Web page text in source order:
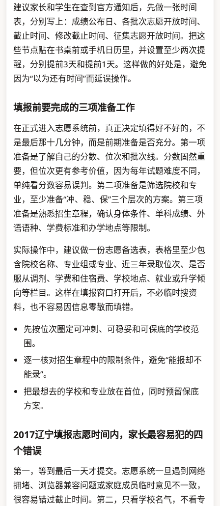
建议家长和学生在查到官方通知后，先做一张时间
表，分别写上：成绩公布日、各批次志愿开放时间、
截止时间、修改截止时间、征集志愿开放时间。把这
些节点贴在书桌前或手机日历里，并设置至少两次提
醒，分别提前3天和提前1天。这样做的好处是，避免
因为“以为还有时间”而延误操作。
填报前要完成的三项准备工作
在正式进入志愿系统前，真正决定填得好不好的，不
是最后那十几分钟，而是前期准备是否充分。第一项
准备是了解自己的分数、位次和批次线。分数固然重
要，但位次更有参考价值，因为每年试题难度不同，
单纯看分数容易误判。第二项准备是筛选院校和专
业，至少准备“冲、稳、保”三个层次的方案。第三项
准备是熟悉招生章程，确认身体条件、单科成绩、外
语语种、学费标准和办学地点等限制。
实际操作中，建议做一份志愿备选表，表格里至少包
含院校名称、专业组或专业、近三年录取位次、是否
服从调剂、学费和住宿费、学校地点、就业或升学倾
向等栏目。这样在填报窗口打开后，不必临时搜资
料，也不容易因信息零散而填错。
先按位次圈定可冲刺、可稳妥和可保底的学校范
围。
逐一核对招生章程中的限制条件，避免“能报却不
能录”。
把最想去的学校和专业放在首位，同时预留保底
方案。
2017辽宁填报志愿时间内，家长最容易犯的四
个错误
第一，等到最后一天才提交。志愿系统一旦遇到网络
拥堵、浏览器兼容问题或家庭成员临时意见不一致，
很容易错过截止时间。第二，只看学校名气，不看专